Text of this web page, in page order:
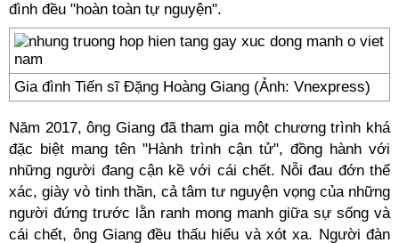
đình đều "hoàn toàn tự nguyện".
Gia đình Tiến sĩ Đặng Hoàng Giang (Ảnh: Vnexpress)
Năm 2017, ông Giang đã tham gia một chương trình khá
đặc biệt mang tên "Hành trình cận tử", đồng hành với
những người đang cận kề với cái chết. Nỗi đau đớn thể
xác, giày vò tinh thần, cả tâm tư nguyện vọng của những
người đứng trước lằn ranh mong manh giữa sự sống và
cái chết, ông Giang đều thấu hiểu và xót xa. Người đàn